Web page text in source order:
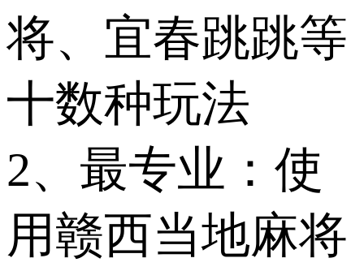
将、宜春跳跳等
十数种玩法
2、最专业：使
用赣西当地麻将